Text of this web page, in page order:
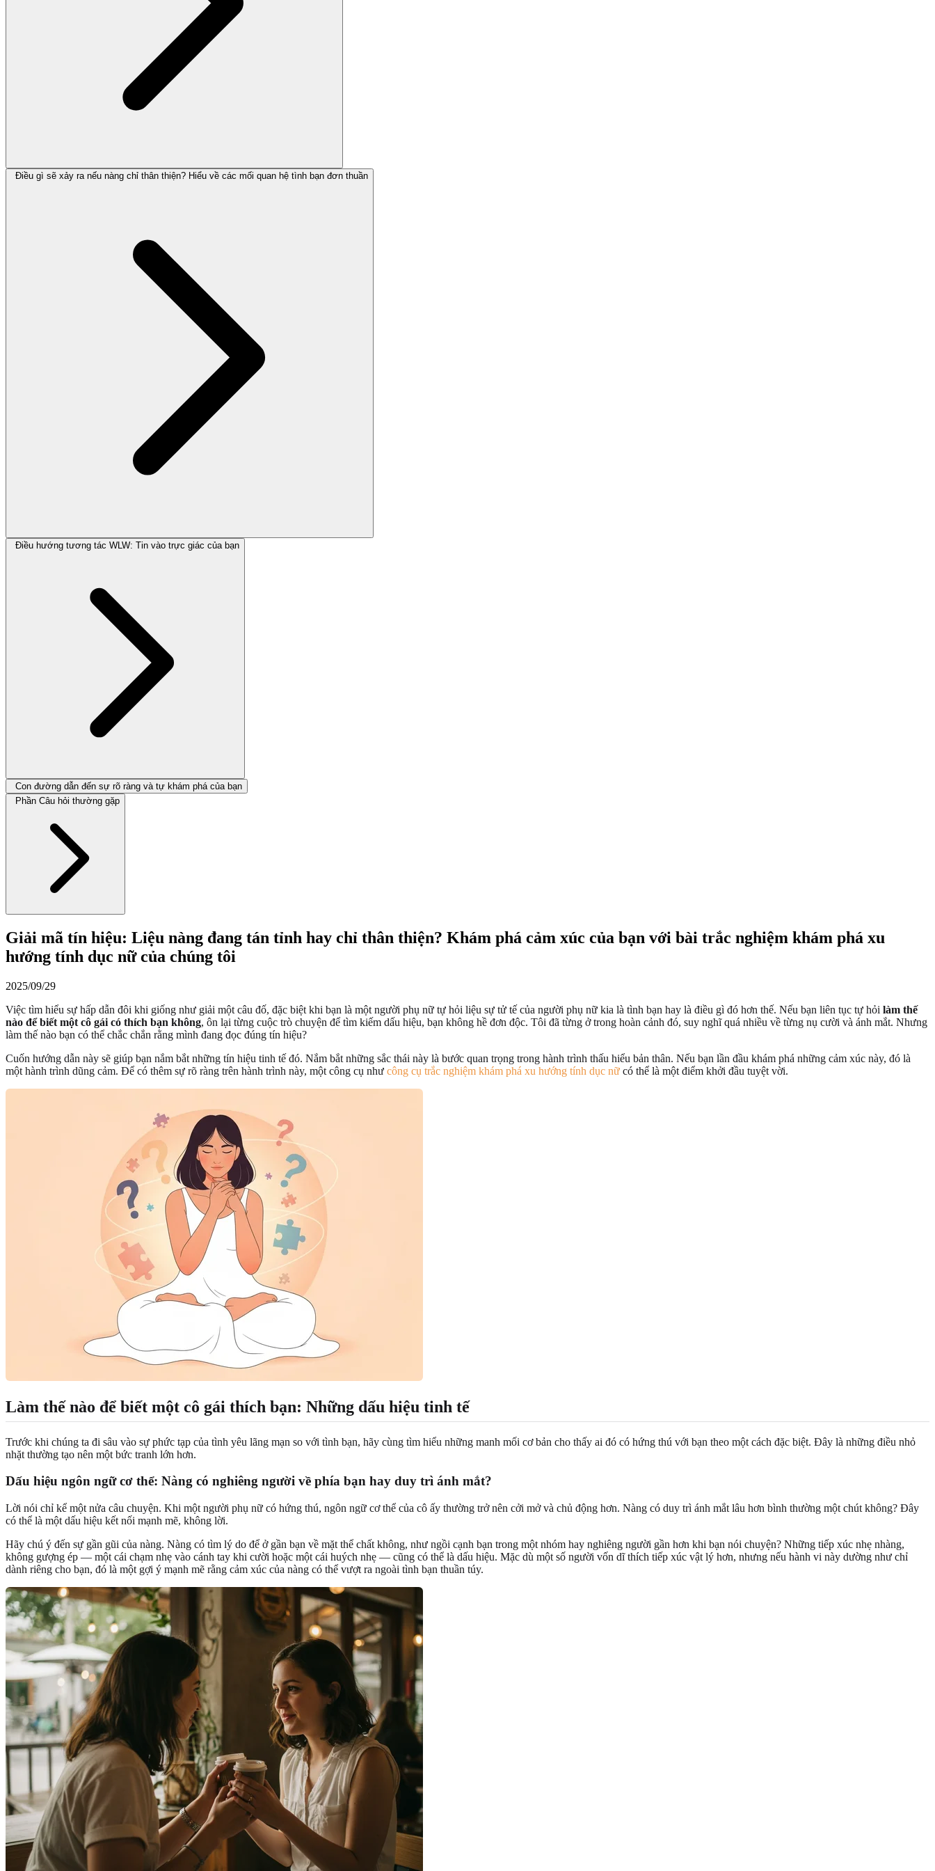
Điều gì sẽ xảy ra nếu nàng chỉ thân thiện? Hiểu về các mối quan hệ tình bạn đơn thuần
Điều hướng tương tác WLW: Tin vào trực giác của bạn
Con đường dẫn đến sự rõ ràng và tự khám phá của bạn
Phần Câu hỏi thường gặp
Giải mã tín hiệu: Liệu nàng đang tán tỉnh hay chỉ thân thiện? Khám phá cảm xúc của bạn với bài trắc nghiệm khám phá xu
hướng tính dục nữ của chúng tôi
2025/09/29
Việc tìm hiểu sự hấp dẫn đôi khi giống như giải một câu đố, đặc biệt khi bạn là một người phụ nữ tự hỏi liệu sự tử tế của người phụ nữ kia là tình bạn hay là điều gì đó hơn thế. Nếu bạn liên tục tự hỏi làm thế
nào để biết một cô gái có thích bạn không, ôn lại từng cuộc trò chuyện để tìm kiếm dấu hiệu, bạn không hề đơn độc. Tôi đã từng ở trong hoàn cảnh đó, suy nghĩ quá nhiều về từng nụ cười và ánh mắt. Nhưng
làm thế nào bạn có thể chắc chắn rằng mình đang đọc đúng tín hiệu?
Cuốn hướng dẫn này sẽ giúp bạn nắm bắt những tín hiệu tinh tế đó. Nắm bắt những sắc thái này là bước quan trọng trong hành trình thấu hiểu bản thân. Nếu bạn lần đầu khám phá những cảm xúc này, đó là
một hành trình dũng cảm. Để có thêm sự rõ ràng trên hành trình này, một công cụ như công cụ trắc nghiệm khám phá xu hướng tính dục nữ có thể là một điểm khởi đầu tuyệt vời.
Làm thế nào để biết một cô gái thích bạn: Những dấu hiệu tinh tế
Trước khi chúng ta đi sâu vào sự phức tạp của tình yêu lãng mạn so với tình bạn, hãy cùng tìm hiểu những manh mối cơ bản cho thấy ai đó có hứng thú với bạn theo một cách đặc biệt. Đây là những điều nhỏ
nhặt thường tạo nên một bức tranh lớn hơn.
Dấu hiệu ngôn ngữ cơ thể: Nàng có nghiêng người về phía bạn hay duy trì ánh mắt?
Lời nói chỉ kể một nửa câu chuyện. Khi một người phụ nữ có hứng thú, ngôn ngữ cơ thể của cô ấy thường trở nên cởi mở và chủ động hơn. Nàng có duy trì ánh mắt lâu hơn bình thường một chút không? Đây
có thể là một dấu hiệu kết nối mạnh mẽ, không lời.
Hãy chú ý đến sự gần gũi của nàng. Nàng có tìm lý do để ở gần bạn về mặt thể chất không, như ngồi cạnh bạn trong một nhóm hay nghiêng người gần hơn khi bạn nói chuyện? Những tiếp xúc nhẹ nhàng,
không gượng ép — một cái chạm nhẹ vào cánh tay khi cười hoặc một cái huých nhẹ — cũng có thể là dấu hiệu. Mặc dù một số người vốn dĩ thích tiếp xúc vật lý hơn, nhưng nếu hành vi này dường như chỉ
dành riêng cho bạn, đó là một gợi ý mạnh mẽ rằng cảm xúc của nàng có thể vượt ra ngoài tình bạn thuần túy.